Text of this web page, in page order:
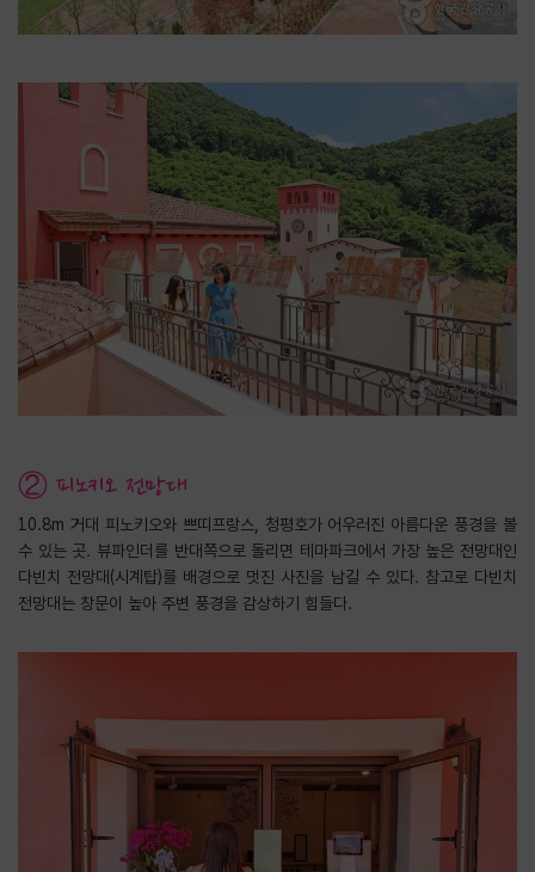
② 피노키오 전망대
10.8m 거대 피노키오와 쁘띠프랑스, 청평호가 어우러진 아름다운 풍경을 볼
수 있는 곳. 뷰파인더를 반대쪽으로 돌리면 테마파크에서 가장 높은 전망대인
다빈치 전망대(시계탑)를 배경으로 멋진 사진을 남길 수 있다. 참고로 다빈치
전망대는 창문이 높아 주변 풍경을 감상하기 힘들다.